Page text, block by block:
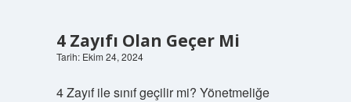
4 Zayıfı Olan Geçer Mi
Tarih: Ekim 24, 2024
4 Zayıf ile sınıf geçilir mi? Yönetmeliğe